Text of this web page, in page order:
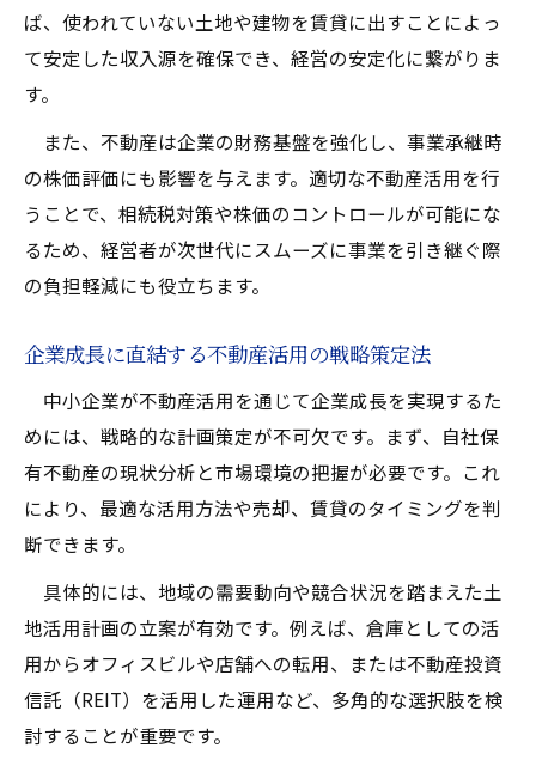
化法
事業拡大に役立つ不動産活用の具体的アプ
不動産活用中小企業が抱える課題と解決策
を考察
不動産活用一覧から選ぶ成長戦略のヒント
収益化を目指すなら不動産活用が鍵
不動産活用で安定した収益化を実現する方
中小企業が取り組むべき不動産活用の収益
戦略
不動産活用による事業収入源の多角化ポイ
ント
収益性を高める不動産活用の実践的ステッ
プ
収益化の成功に導く不動産活用の選択肢を
比較
事業承継と不動産活用のポイント解説
不動産活用が事業承継を円滑にする理由と
は
ば、使われていない土地や建物を賃貸に出すことによっ
て安定した収入源を確保でき、経営の安定化に繋がりま
す。
また、不動産は企業の財務基盤を強化し、事業承継時
の株価評価にも影響を与えます。適切な不動産活用を行
うことで、相続税対策や株価のコントロールが可能にな
るため、経営者が次世代にスムーズに事業を引き継ぐ際
の負担軽減にも役立ちます。
企業成長に直結する不動産活用の戦略策定法
中小企業が不動産活用を通じて企業成長を実現するた
めには、戦略的な計画策定が不可欠です。まず、自社保
有不動産の現状分析と市場環境の把握が必要です。これ
により、最適な活用方法や売却、賃貸のタイミングを判
断できます。
具体的には、地域の需要動向や競合状況を踏まえた土
地活用計画の立案が有効です。例えば、倉庫としての活
用からオフィスビルや店舗への転用、または不動産投資
信託（REIT）を活用した運用など、多角的な選択肢を検
討することが重要です。